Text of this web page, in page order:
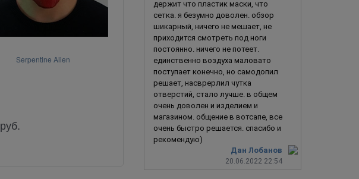
Serpentine Alien
руб.
Веселый пират
490 руб.
147руб.
или 70%
В корзину
Дан Лобанов
20.06.2022 22:54
держит что пластик маски, что
сетка. я безумно доволен. обзор
шикарный, ничего не мешает, не
приходится смотреть под ноги
постоянно. ничего не потеет.
единственно воздуха маловато
поступает конечно, но самодопил
решает, насврерлил чутка
отверстий, стало лучше. в общем
очень доволен и изделием и
магазином. общение в вотсапе, все
очень быстро решается. спасибо и
рекомендую)